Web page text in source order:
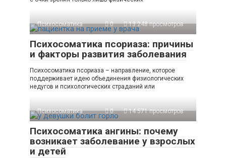
Психосоматика 0 13 248 просмотров
Психосоматика псориаза: причины
и факторы развития заболевания
Психосоматика псориаза – направление, которое
поддерживает идею объединения физиологических
недугов и психологических страданий или
Психосоматика 0 14 571 просмотров
Психосоматика ангины: почему
возникает заболевание у взрослых
и детей